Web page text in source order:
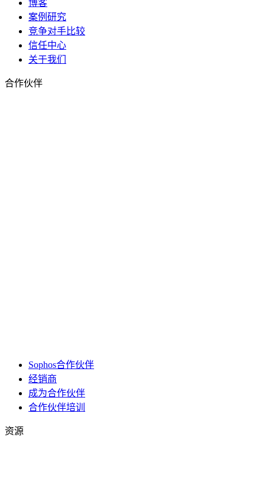
博客
案例研究
竞争对手比较
信任中心
关于我们
合作伙伴
Sophos合作伙伴
经销商
成为合作伙伴
合作伙伴培训
资源